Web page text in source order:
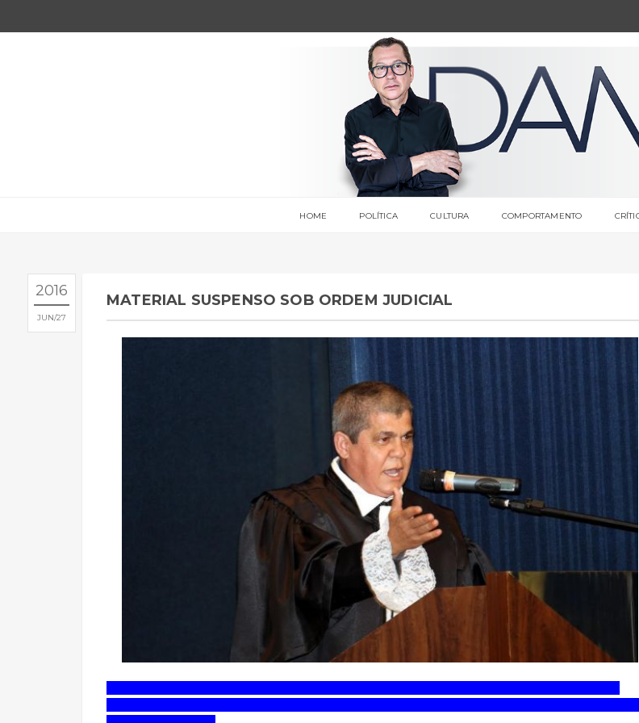
HOME POLÍTICA CULTURA COMPORTAMENTO
2016
JUN 27
MATERIAL SUSPENSO SOB ORDEM JUDICIAL